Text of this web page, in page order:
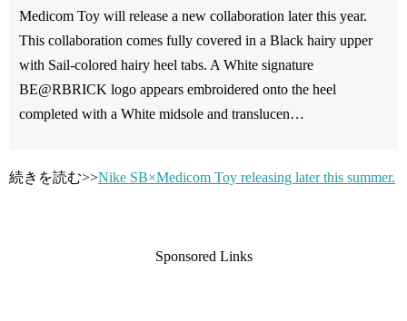
Medicom Toy will release a new collaboration later this year.
This collaboration comes fully covered in a Black hairy upper
with Sail-colored hairy heel tabs. A White signature
BE@RBRICK logo appears embroidered onto the heel
completed with a White midsole and translucen…
続きを読む>>Nike SB×Medicom Toy releasing later this summer.
Sponsored Links